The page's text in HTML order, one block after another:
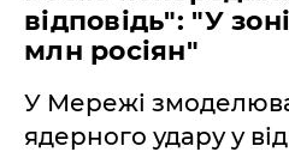
відповідь": "У
млн росіян"
У Мережі
ядерного удару у